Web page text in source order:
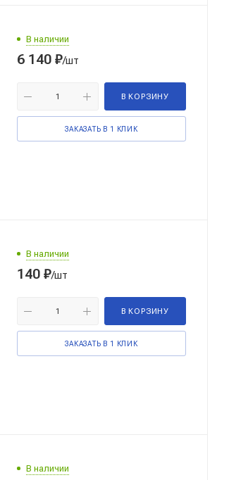
В наличии
6 140 ₽/шт
В КОРЗИНУ
ЗАКАЗАТЬ В 1 КЛИК
В наличии
140 ₽/шт
В КОРЗИНУ
ЗАКАЗАТЬ В 1 КЛИК
В наличии